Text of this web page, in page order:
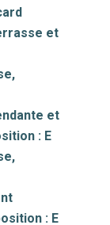
et
et
: E
: E